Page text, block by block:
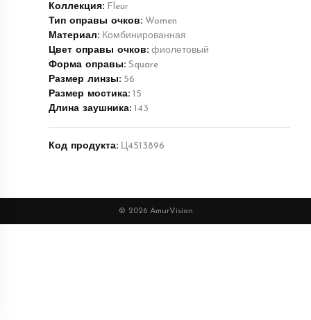
Коллекция: Fleur
Тип оправы очков: Women
Материал: Комбинированная
Цвет оправы очков: фиолетовый
Форма оправы: Square
Размер линзы: 56
Размер мостика: 15
Длина заушника: 143
Код продукта: Ц4513896
© 2026 AmurVision